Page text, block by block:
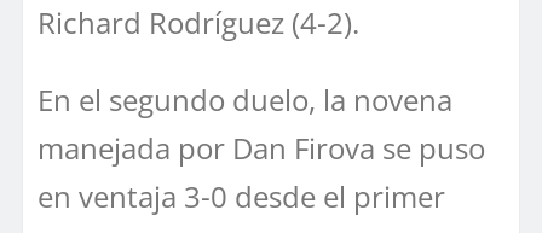
Richard Rodríguez (4-2).
En el segundo duelo, la novena
manejada por Dan Firova se puso
en ventaja 3-0 desde el primer